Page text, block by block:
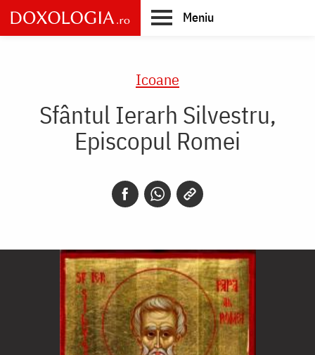
Skip
to
main
Meniu
Icoane
Sfântul Ierarh Silvestru,
Episcopul Romei